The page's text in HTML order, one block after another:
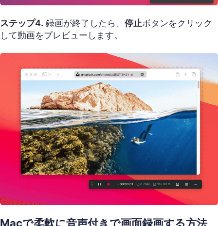
ステップ4. 録画が終了したら、 停止ボタンをクリック
して動画をプレビューします。
Macで柔軟に音声付きで画面録画する方法